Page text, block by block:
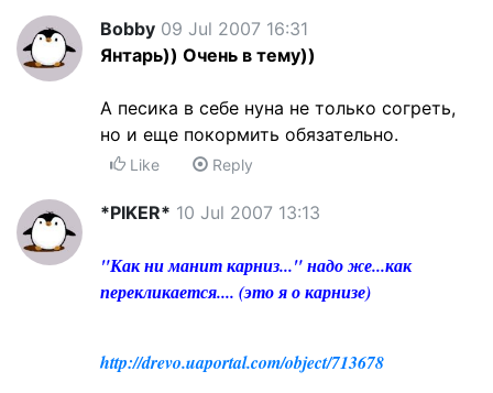
Bobby 09 Jul 2007 16:31
Янтарь)) Очень в тему))
А песика в себе нуна не только согреть,
но и еще покормить обязательно.
Like Reply
*PIKER* 10 Jul 2007 13:13
"Как ни манит карниз..." надо же...как
перекликается.... (это я о карнизе)
http://drevo.uaportal.com/object/713678